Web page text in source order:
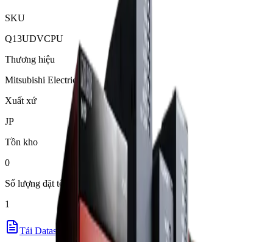
SKU
Q13UDVCPU
Thương hiệu
Mitsubishi Electric
Xuất xứ
JP
Tồn kho
0
Số lượng đặt tối thiểu
1
Tải Datasheet (PDF)